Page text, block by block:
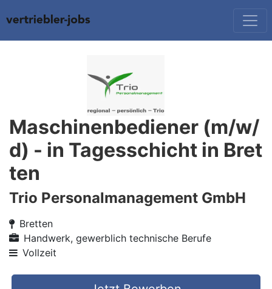
Maschinenbediener (m/w/
d) - in Tagesschicht in Bret
ten
Trio Personalmanagement GmbH
Bretten
Handwerk, gewerblich technische Berufe
Vollzeit